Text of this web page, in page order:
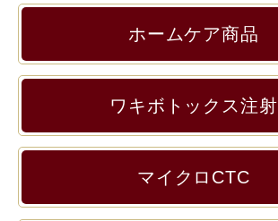
ホームケア商品
ワキボトックス注射
マイクロCTC